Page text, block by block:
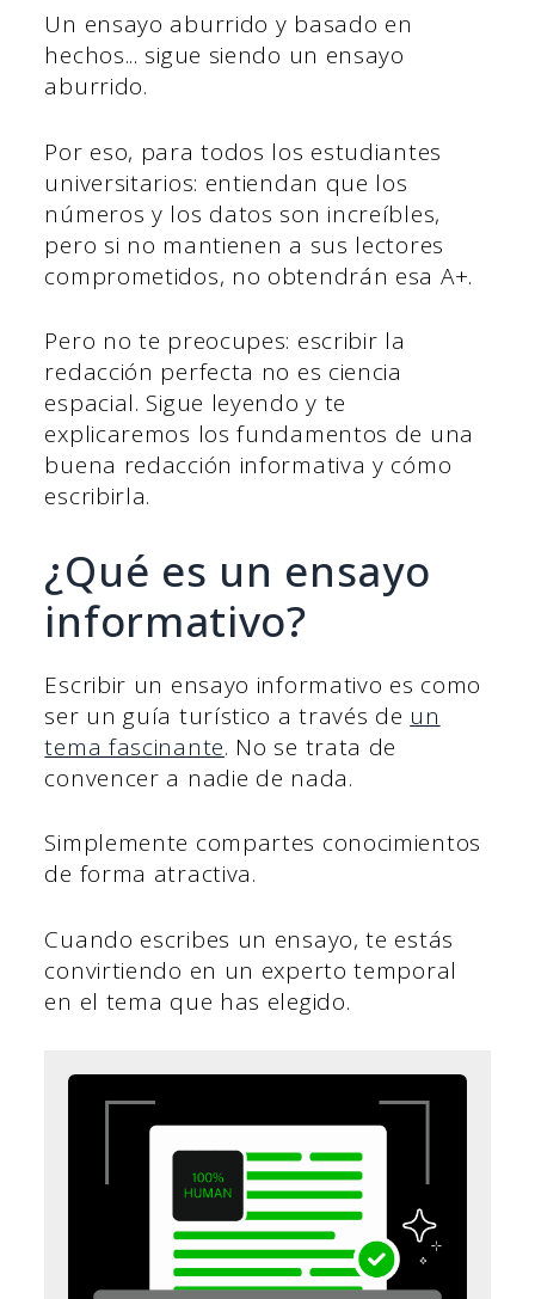
Un ensayo aburrido y basado en
hechos... sigue siendo un ensayo
aburrido.
Por eso, para todos los estudiantes
universitarios: entiendan que los
números y los datos son increíbles,
pero si no mantienen a sus lectores
comprometidos, no obtendrán esa A+.
Pero no te preocupes: escribir la
redacción perfecta no es ciencia
espacial. Sigue leyendo y te
explicaremos los fundamentos de una
buena redacción informativa y cómo
escribirla.
¿Qué es un ensayo
informativo?
Escribir un ensayo informativo es como
ser un guía turístico a través de un
tema fascinante. No se trata de
convencer a nadie de nada.
Simplemente compartes conocimientos
de forma atractiva.
Cuando escribes un ensayo, te estás
convirtiendo en un experto temporal
en el tema que has elegido.